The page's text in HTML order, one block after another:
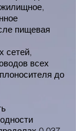
пищевая
сетей,
всех
до